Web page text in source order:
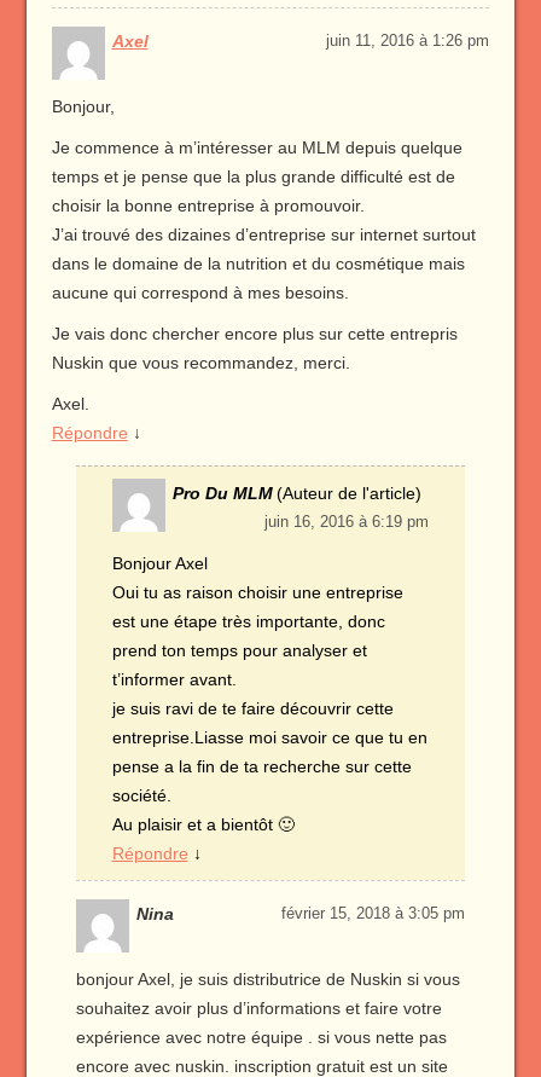
Axel juin 11, 2016 à 1:26 pm
Bonjour,
Je commence à m’intéresser au MLM depuis quelque
temps et je pense que la plus grande difficulté est de
choisir la bonne entreprise à promouvoir.
J’ai trouvé des dizaines d’entreprise sur internet surtout
dans le domaine de la nutrition et du cosmétique mais
aucune qui correspond à mes besoins.
Je vais donc chercher encore plus sur cette entrepris
Nuskin que vous recommandez, merci.
Axel.
Répondre ↓
Pro Du MLM (Auteur de l'article)
juin 16, 2016 à 6:19 pm
Bonjour Axel
Oui tu as raison choisir une entreprise
est une étape très importante, donc
prend ton temps pour analyser et
t’informer avant.
je suis ravi de te faire découvrir cette
entreprise.Liasse moi savoir ce que tu en
pense a la fin de ta recherche sur cette
société.
Au plaisir et a bientôt 🙂
Répondre ↓
Nina février 15, 2018 à 3:05 pm
bonjour Axel, je suis distributrice de Nuskin si vous
souhaitez avoir plus d’informations et faire votre
expérience avec notre équipe . si vous nette pas
encore avec nuskin. inscription gratuit est un site